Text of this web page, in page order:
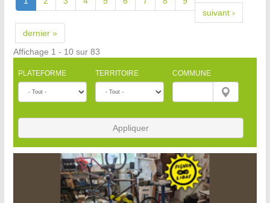
suivant ›
dernier »
Affichage 1 - 10 sur 83
PLATEFORME TERRITOIRE COMMUNE
Appliquer